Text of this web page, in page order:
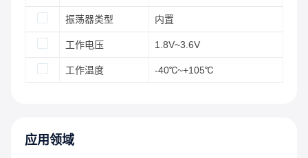
振荡器类型 内置
工作电压 1.8V~3.6V
工作温度 -40℃~+105℃
应用领域